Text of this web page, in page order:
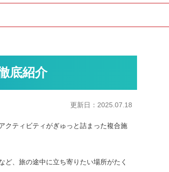
底紹介
更新日： 2025.07.18
クティビティがぎゅっと詰まった複合施
、旅の途中に立ち寄りたい場所がたく